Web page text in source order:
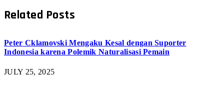
Related Posts
Peter Cklamovski Mengaku Kesal dengan Suporter
Indonesia karena Polemik Naturalisasi Pemain
JULY 25, 2025